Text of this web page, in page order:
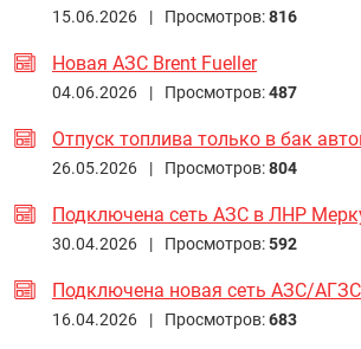
15.06.2026 | Просмотров:816
Новая АЗС Brent Fueller
04.06.2026 | Просмотров:487
Отпуск топлива только в бак
26.05.2026 | Просмотров:804
Подключена сеть АЗС в ЛНР
30.04.2026 | Просмотров:592
Подключена новая сеть АЗС/
16.04.2026 | Просмотров:683